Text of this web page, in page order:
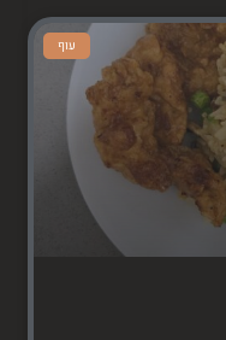
עוף